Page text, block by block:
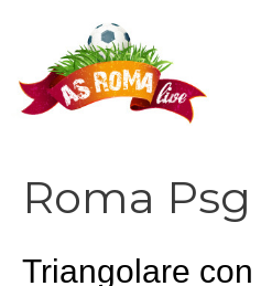
contenuto
Roma Psg
Triangolare con